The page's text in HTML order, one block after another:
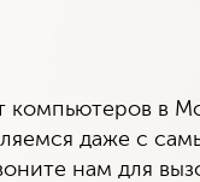
в
даже с
нам для